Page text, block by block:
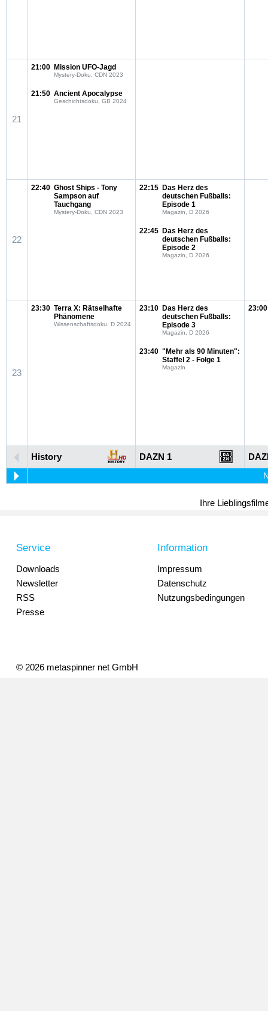
21
21:00 Mission UFO-Jagd
Mystery-Doku, CDN 2023
21:50 Ancient Apocalypse
Geschichtsdoku, GB 2024
22
22:40 Ghost Ships - Tony
Sampson auf
Tauchgang
Mystery-Doku, CDN 2023
22:15 Das Herz des
deutschen Fußballs:
Episode 1
Magazin, D 2026
22:45 Das Herz des
deutschen Fußballs:
Episode 2
Magazin, D 2026
23
23:30 Terra X: Rätselhafte
Phänomene
Wissenschaftsdoku, D 2024
23:10 Das Herz des
deutschen Fußballs:
Episode 3
Magazin, D 2026
23:40 "Mehr als 90 Minuten":
Staffel 2 - Folge 1
Magazin
23:00
History DAZN 1
Ihre
Service
Downloads
Newsletter
RSS
Presse
Information
Impressum
Datenschutz
Nutzungsbedingungen
© 2026 metaspinner net GmbH